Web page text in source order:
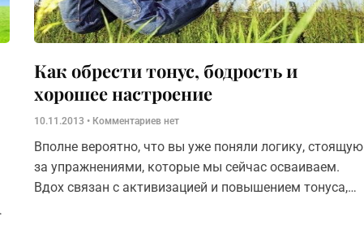
Как обрести тонус, бодрость и
хорошее настроение
10.11.2013 Комментариев нет
Вполне вероятно, что вы уже поняли логику, стоящую
за упражнениями, которые мы сейчас осваиваем.
Вдох связан с активизацией и повышением тонуса,